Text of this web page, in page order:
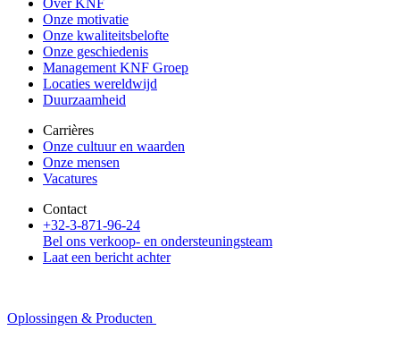
Onze motivatie
Onze kwaliteitsbelofte
Onze geschiedenis
Management KNF Groep
Locaties wereldwijd
Duurzaamheid
Carrières
Onze cultuur en waarden
Onze mensen
Vacatures
Contact
+32-3-871-96-24
Bel ons verkoop- en ondersteuningsteam
Laat een bericht achter
Oplossingen & Producten